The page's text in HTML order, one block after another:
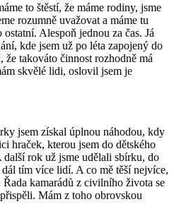
to štěstí, že máme rodiny, jsme
rozumně uvažovat a máme tu
Alespoň jednou za čas. Já
kde jsem už po léta zapojený do
takováto činnost rozhodně má
skvělé lidi, oslovil jsem je
jsem získal úplnou náhodou, kdy
hraček, kterou jsem do dětského
rok už jsme udělali sbírku, do
tím více lidí. A co mě těší nejvíce,
kamarádů z civilního života se
Mám z toho obrovskou